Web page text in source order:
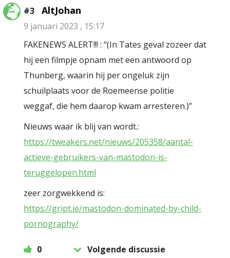
#3 AltJohan
9 januari 2023 , 15:17
FAKENEWS ALERT!!! : “(In Tates geval zozeer dat
hij een filmpje opnam met een antwoord op
Thunberg, waarin hij per ongeluk zijn
schuilplaats voor de Roemeense politie
weggaf, die hem daarop kwam arresteren.)”
Nieuws waar ik blij van wordt.:
https://tweakers.net/nieuws/205358/aantal-
actieve-gebruikers-van-mastodon-is-
teruggelopen.html
zeer zorgwekkend is:
https://gript.ie/mastodon-dominated-by-child-
pornography/
0
Volgende discussie